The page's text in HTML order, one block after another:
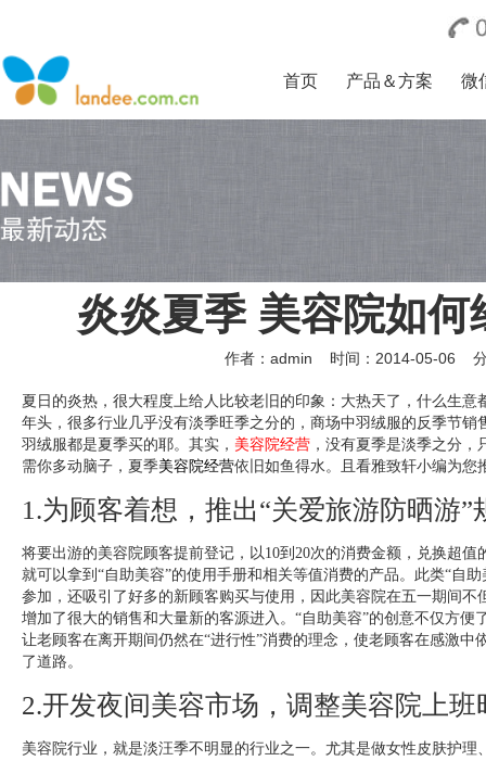
首页 产品＆方案 微
炎炎夏季 美容院如何
作者：admin 时间：2014-05-06
夏日的炎热，很大程度上给人比较老旧的印象：大热天了，什么生
年头，很多行业几乎没有淡季旺季之分的，商场中羽绒服的反季节销
羽绒服都是夏季买的耶。其实， 美容 院经营 ，没有夏季是淡季之分，
需你多动脑子，夏季美容院经营依旧如鱼得水。且看雅致轩小编为您
1.为顾客着想，推出“关爱旅游防晒游”
将要出游的美容院顾客提前登记，以10到20次的消费金额，兑换超值
就可以拿到“自助美容”的使用手册和相关等值消费的产品。此类“自
参加，还吸引了好多的新顾客购买与使用，因此美容院在五一期间不
增加了很大的销售和大量新的客源进入。“自助美容”的创意不仅方便
让老顾客在离开期间仍然在“进行性”消费的理念，使老顾客在感激中
了道路。
2.开发夜间美容市场，调整美容院上班
美容院行业，就是淡汪季不明显的行业之一。尤其是做女性皮肤护